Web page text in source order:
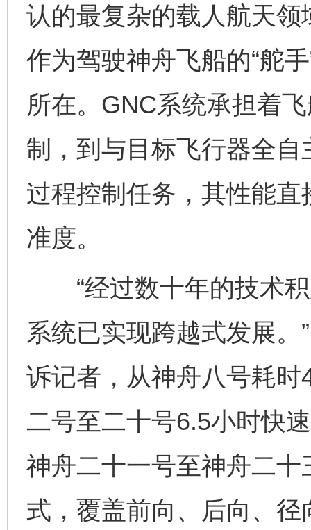
认的最复杂的载人航天
作为驾驶神舟飞船的“舵
所在。GNC系统承担着
制，到与目标飞行器全
过程控制任务，其性能
准度。
“经过数十年的技术积
系统已实现跨越式发展
诉记者，从神舟八号耗
二号至二十号6.5小时快
神舟二十一号至神舟二
式，覆盖前向、后向、
完善运行机制助力责任有效落实 一纸欠